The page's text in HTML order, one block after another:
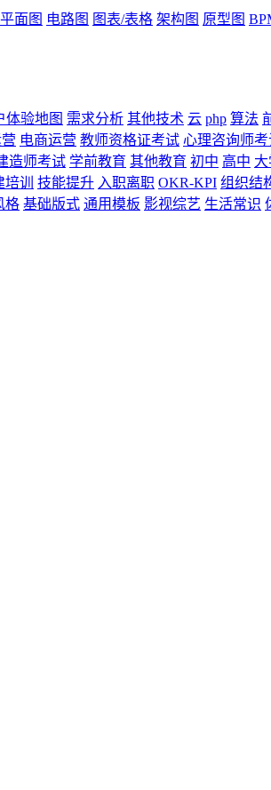
平面图 电路图 图表/表格 架构图 原型图
体验地图 需求分析 其他技术 云 php 算法
电商运营 教师资格证考试 心理咨询师考
造师考试 学前教育 其他教育 初中 高中
培训 技能提升 入职离职 OKR-KPI 组织结
格 基础版式 通用模板 影视综艺 生活常识